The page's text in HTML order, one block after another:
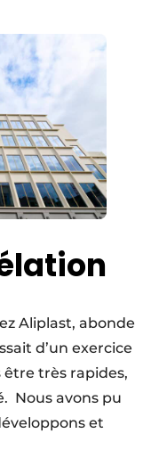
Aliplast, abonde
d’un exercice
être très rapides,
Nous avons pu
et